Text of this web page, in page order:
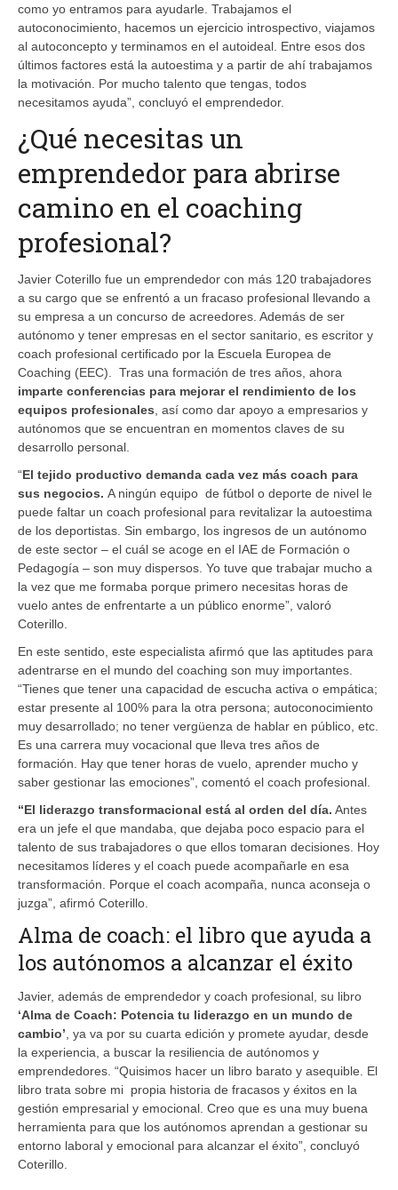
como yo entramos para ayudarle. Trabajamos el
autoconocimiento, hacemos un ejercicio introspectivo, viajamos
al autoconcepto y terminamos en el autoideal. Entre esos dos
últimos factores está la autoestima y a partir de ahí trabajamos
la motivación. Por mucho talento que tengas, todos
necesitamos ayuda”, concluyó el emprendedor.
¿Qué necesitas un
emprendedor para abrirse
camino en el coaching
profesional?
Javier Coterillo fue un emprendedor con más 120 trabajadores
a su cargo que se enfrentó a un fracaso profesional llevando a
su empresa a un concurso de acreedores. Además de ser
autónomo y tener empresas en el sector sanitario, es escritor y
coach profesional certificado por la Escuela Europea de
Coaching (EEC). Tras una formación de tres años, ahora
imparte conferencias para mejorar el rendimiento de los
equipos profesionales , así como dar apoyo a empresarios y
autónomos que se encuentran en momentos claves de su
desarrollo personal.
“El tejido productivo demanda cada vez más coach para
sus negocios. A ningún equipo de fútbol o deporte de nivel le
puede faltar un coach profesional para revitalizar la autoestima
de los deportistas. Sin embargo, los ingresos de un autónomo
de este sector – el cuál se acoge en el IAE de Formación o
Pedagogía – son muy dispersos. Yo tuve que trabajar mucho a
la vez que me formaba porque primero necesitas horas de
vuelo antes de enfrentarte a un público enorme”, valoró
Coterillo.
En este sentido, este especialista afirmó que las aptitudes para
adentrarse en el mundo del coaching son muy importantes.
“Tienes que tener una capacidad de escucha activa o empática;
estar presente al 100% para la otra persona; autoconocimiento
muy desarrollado; no tener vergüenza de hablar en público, etc.
Es una carrera muy vocacional que lleva tres años de
formación. Hay que tener horas de vuelo, aprender mucho y
saber gestionar las emociones”, comentó el coach profesional.
“El liderazgo transformacional está al orden del día. Antes
era un jefe el que mandaba, que dejaba poco espacio para el
talento de sus trabajadores o que ellos tomaran decisiones. Hoy
necesitamos líderes y el coach puede acompañarle en esa
transformación. Porque el coach acompaña, nunca aconseja o
juzga”, afirmó Coterillo.
Alma de coach: el libro que ayuda a
los autónomos a alcanzar el éxito
Javier, además de emprendedor y coach profesional, su libro
‘Alma de Coach: Potencia tu liderazgo en un mundo de
cambio’ , ya va por su cuarta edición y promete ayudar, desde
la experiencia, a buscar la resiliencia de autónomos y
emprendedores. “Quisimos hacer un libro barato y asequible. El
libro trata sobre mi propia historia de fracasos y éxitos en la
gestión empresarial y emocional. Creo que es una muy buena
herramienta para que los autónomos aprendan a gestionar su
entorno laboral y emocional para alcanzar el éxito”, concluyó
Coterillo.